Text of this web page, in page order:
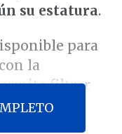
su estatura.
para
la
filtrar
la